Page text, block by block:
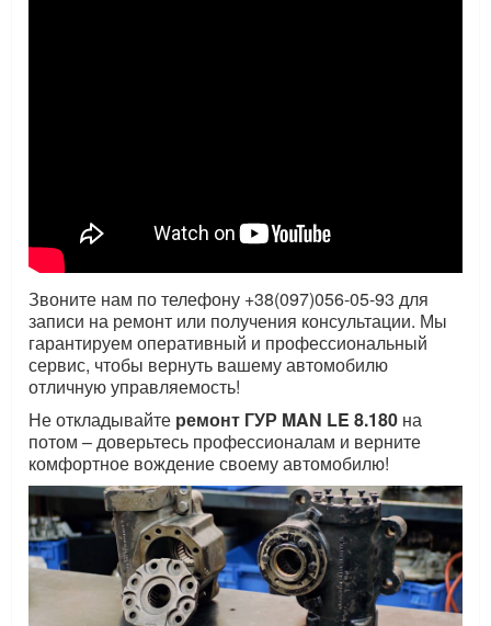
Звоните нам по телефону +38(097)056-05-93 для
записи на ремонт или получения консультации. Мы
гарантируем оперативный и профессиональный
сервис, чтобы вернуть вашему автомобилю
отличную управляемость!
Не откладывайте ремонт ГУР MAN LE 8.180 на
потом – доверьтесь профессионалам и верните
комфортное вождение своему автомобилю!